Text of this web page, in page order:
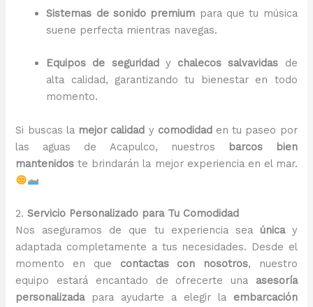
Sistemas de sonido premium para que tu música
suene perfecta mientras navegas.
Equipos de seguridad y chalecos salvavidas de
alta calidad, garantizando tu bienestar en todo
momento.
Si buscas la mejor calidad y comodidaden tu paseo por
las aguas de Acapulco, nuestros
barcos bien
mantenidos te brindarán la mejor experiencia en el mar.
2.Servicio Personalizado para Tu Comodidad
Nos aseguramos de que tu experiencia sea únicay
adaptada completamente a tus necesidades. Desde el
momento en que contactas con nosotros, nuestro
equipo estará encantado de ofrecerte una asesoría
personalizadapara ayudarte a elegir la embarcación